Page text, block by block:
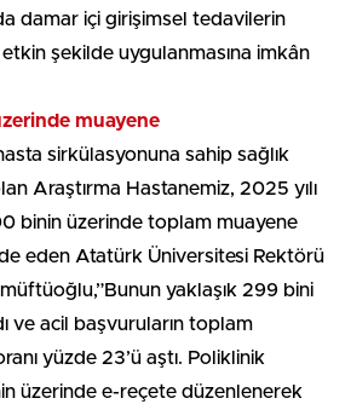
damar içi girişimsel tedavilerin
etkin şekilde uygulanmasına imkân
muayene
sirkülasyonuna sahip sağlık
Araştırma Hastanemiz, 2025 yılı
binin üzerinde toplam muayene
eden Atatürk Üniversitesi Rektörü
yaklaşık 299 bini
ve acil başvuruların toplam
yüzde 23’ü aştı. Poliklinik
üzerinde e-reçete düzenlenerek